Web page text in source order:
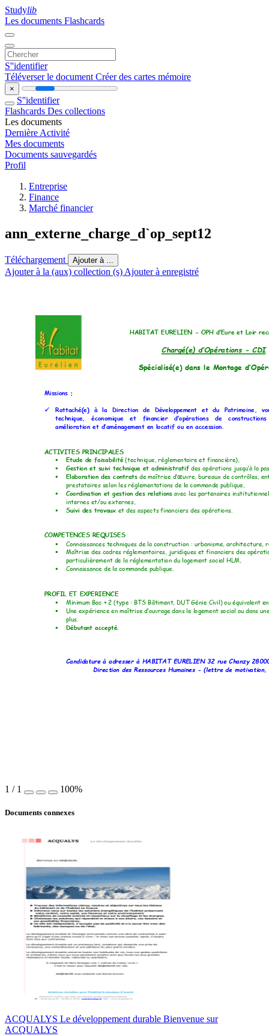
Studylib
Les documents Flashcards
S''identifier
Téléverser le document Créer des cartes mémoire
×
S''identifier
Flashcards Des collections
Les documents
Dernière Activité
Mes documents
Documents sauvegardés
Profil
Entreprise
Finance
Marché financier
ann_externe_charge_d`op_sept12
Téléchargement Ajouter à ...
Ajouter à la (aux) collection (s) Ajouter à enregistré
HABITAT EURELIEN - OPH d’Eure et Loir
Chargé(e) d’Opérations - CDI
Spécialisé(e) dans le Montage
Missions :
 Rattaché(e) à la Direction de Développement et du Patrimoine, vo
technique,
économique et financier d’opérations de constructions
amélioration et d’aménagement en locatif ou en accession.
ACTIVITES PRINCIPALES
 Etude de faisabilité (technique, réglementaire et financière),
 Gestion et suivi technique et administratif des opérations jusqu’à la
 Elaboration des contrats de maîtrise d’œuvre, bureaux de contrôles,
prestataires selon les réglementations de la commande publique,
 Coordination et gestion des relations avec les partenaires institutionn
internes et/ou externes,
 Suivi des travaux et des aspects financiers des opérations.
COMPETENCES REQUISES
 Connaissances techniques de la construction : urbanisme, architecture, r
 Maîtrise des cadres réglementaires, juridiques et financiers des
particulièrement de la réglementation du logement social HLM,
 Connaissance de la commande publique.
PROFIL ET EXPERIENCE
 Minimum Bac + 2 (type : BTS Bâtiment, DUT Génie Civil) ou équivalent
 Une expérience en maîtrise d’ouvrage dans le logement social ou dans
plus.
 Débutant accepté.
Candidature à adresser à HABITAT EURELIEN 32 rue Chanzy 28
Direction des Ressources Humaines - (lettre de motivation,
1 / 1 100%
Documents connexes
ACQUALYS Le développement durable Bienvenue sur
ACQUALYS